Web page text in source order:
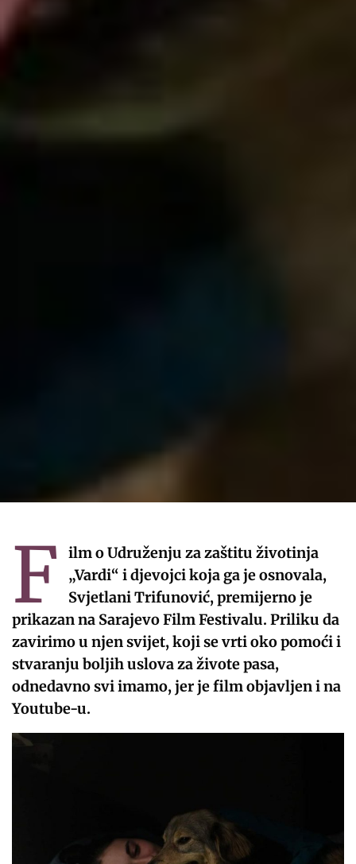
F
ilm o Udruženju za zaštitu životinja
„Vardi“ i djevojci koja ga je osnovala,
Svjetlani Trifunović, premijerno je
prikazan na Sarajevo Film Festivalu. Priliku da
zavirimo u njen svijet, koji se vrti oko pomoći i
stvaranju boljih uslova za živote pasa,
odnedavno svi imamo, jer je film objavljen i na
Youtube-u.